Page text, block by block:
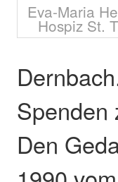
Eva-Maria
Hospiz St.
Spenden
Den